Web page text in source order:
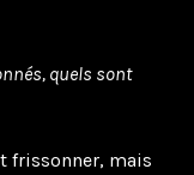
quels sont
frissonner, mais